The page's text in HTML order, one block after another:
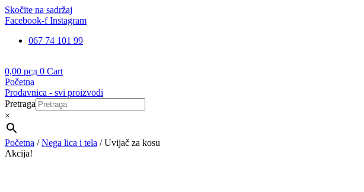
Skočite na sadržaj
Facebook-f Instagram
067 74 101 99
0,00 рсд 0 Cart
Početna
Prodavnica - svi proizvodi
Pretraga
×
Početna /Nega lica i tela / Uvijač za kosu
Akcija!